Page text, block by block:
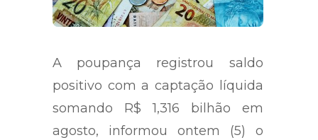
A poupança registrou saldo
positivo com a captação líquida
somando R$ 1,316 bilhão em
agosto, informou ontem (5) o